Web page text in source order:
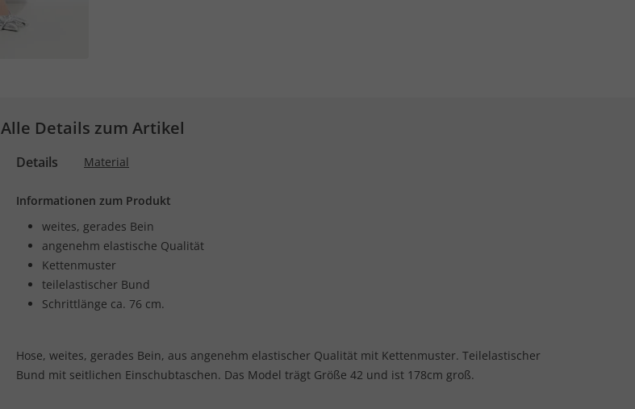
Alle Details zum Artikel
Details Material
Informationen zum Produkt
weites, gerades Bein
angenehm elastische Qualität
Kettenmuster
teilelastischer Bund
Schrittlänge ca. 76 cm.
Hose, weites, gerades Bein, aus angenehm elastischer Qualität mit Kettenmuster. Teilelastischer
Bund mit seitlichen Einschubtaschen. Das Model trägt Größe 42 und ist 178cm groß.